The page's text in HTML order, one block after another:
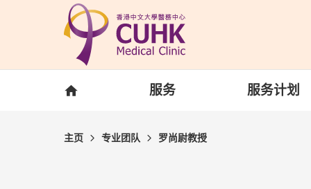
Skip to main content
主页 服务 服务计划
主页 专业团队 罗尚尉教授